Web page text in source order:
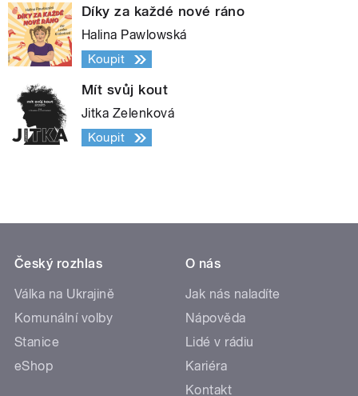
Díky za každé nové ráno
Halina Pawlowská
Koupit
Mít svůj kout
Jitka Zelenková
Koupit
Český rozhlas
Válka na Ukrajině
Komunální volby
Stanice
eShop
O nás
Jak nás naladíte
Nápověda
Lidé v rádiu
Kariéra
Kontakt